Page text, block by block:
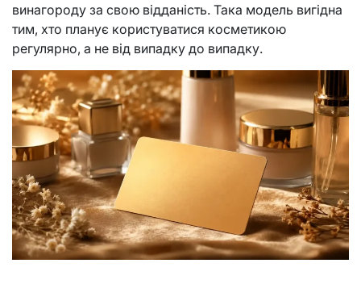
винагороду за свою відданість. Така модель вигідна
тим, хто планує користуватися косметикою
регулярно, а не від випадку до випадку.